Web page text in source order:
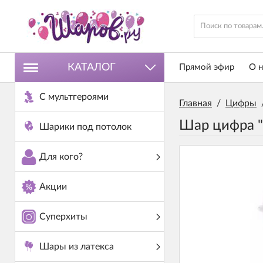
КАТАЛОГ
С мультгероями
Шарики под потолок
Для кого?
Акции
Суперхиты
Шары из латекса
Прямой эфир О
Главная / Цифры
Шар цифра